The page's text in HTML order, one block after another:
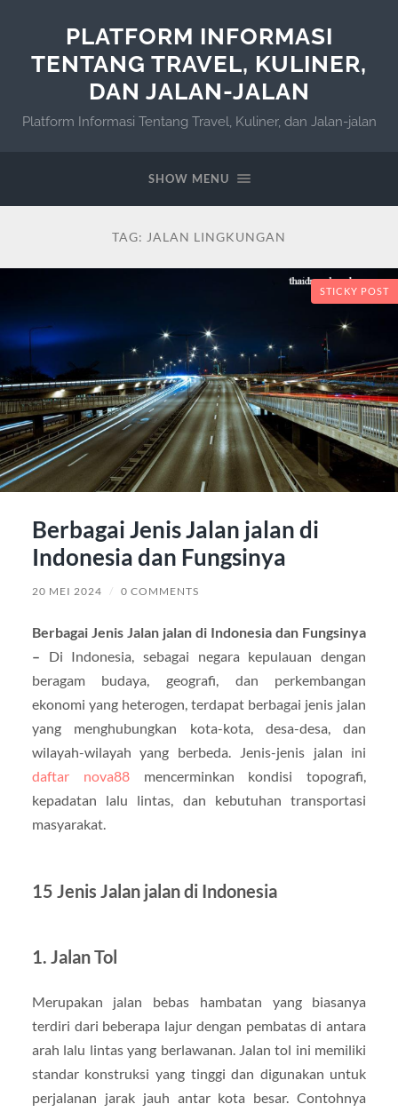
PLATFORM INFORMASI
TENTANG TRAVEL, KULINER,
DAN JALAN-JALAN
Platform Informasi Tentang Travel, Kuliner, dan Jalan-jalan
SHOW MENU
TAG: JALAN LINGKUNGAN
STICKY POST
Berbagai Jenis Jalan jalan di
Indonesia dan Fungsinya
20 MEI 2024 / 0 COMMENTS
Berbagai Jenis Jalan jalan di Indonesia dan Fungsinya
– Di Indonesia, sebagai negara kepulauan dengan
beragam budaya, geografi, dan perkembangan
ekonomi yang heterogen, terdapat berbagai jenis jalan
yang menghubungkan kota-kota, desa-desa, dan
wilayah-wilayah yang berbeda. Jenis-jenis jalan ini
daftar nova88mencerminkan kondisi topografi,
kepadatan lalu lintas, dan kebutuhan transportasi
masyarakat.
15 Jenis Jalan jalan di Indonesia
1. Jalan Tol
Merupakan jalan bebas hambatan yang biasanya
terdiri dari beberapa lajur dengan pembatas di antara
arah lalu lintas yang berlawanan. Jalan tol ini memiliki
standar konstruksi yang tinggi dan digunakan untuk
perjalanan jarak jauh antar kota besar. Contohnya